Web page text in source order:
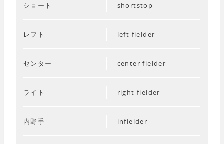
ショート shortstop
レフト left fielder
センター center fielder
ライト right fielder
内野手 infielder